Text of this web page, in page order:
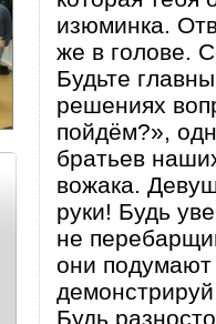
изюминка.
же в голове.
Будьте
решениях
пойдём?»,
братьев
вожака.
руки! Будь
не
они
Будь